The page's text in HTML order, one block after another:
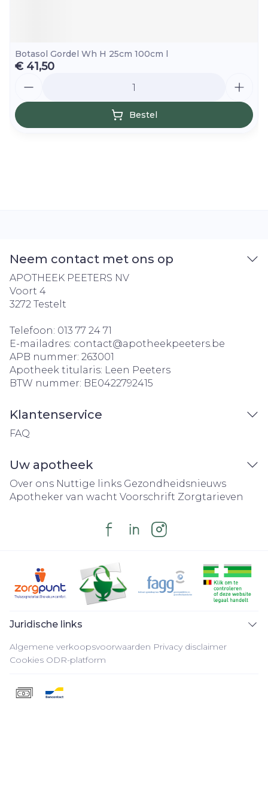
Botasol Gordel Wh H 25cm 100cm l
€ 41,50
Bestel
Neem contact met ons op
APOTHEEK PEETERS NV
Voort 4
3272 Testelt
Telefoon: 013 77 24 71
E-mailadres: contact@apotheekpeeters.be
APB nummer: 263001
Apotheek titularis: Leen Peeters
BTW nummer: BE0422792415
Klantenservice
FAQ
Uw apotheek
Over ons Nuttige links Gezondheidsnieuws
Apotheker van wacht Voorschrift Zorgtarieven
Juridische links
Algemene verkoopsvoorwaarden Privacy disclaimer
Cookies ODR-platform